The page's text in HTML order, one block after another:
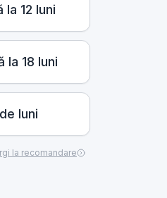
la 12 luni
la 18 luni
luni
la recomandare